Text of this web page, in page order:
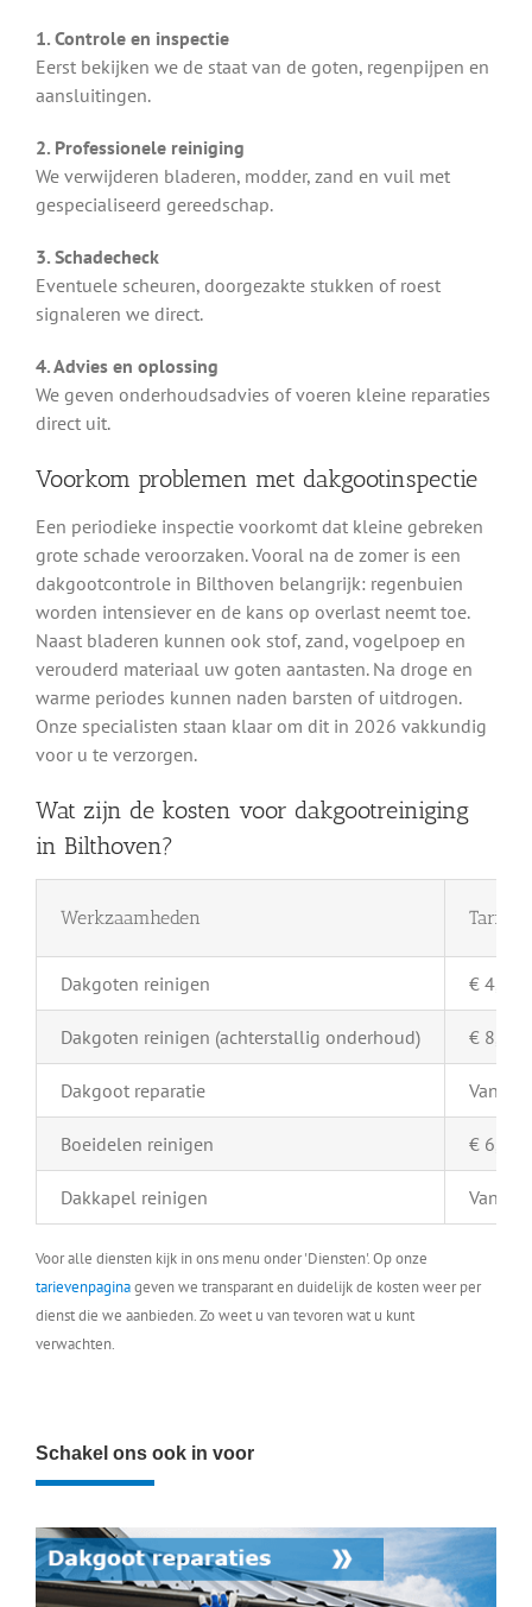
1. Controle en inspectie
Eerst bekijken we de staat van de goten, regenpijpen en
aansluitingen.
2. Professionele reiniging
We verwijderen bladeren, modder, zand en vuil met
gespecialiseerd gereedschap.
3. Schadecheck
Eventuele scheuren, doorgezakte stukken of roest
signaleren we direct.
4. Advies en oplossing
We geven onderhoudsadvies of voeren kleine reparaties
direct uit.
Voorkom problemen met dakgootinspectie
Een periodieke inspectie voorkomt dat kleine gebreken
grote schade veroorzaken. Vooral na de zomer is een
dakgootcontrole in Bilthoven belangrijk: regenbuien
worden intensiever en de kans op overlast neemt toe.
Naast bladeren kunnen ook stof, zand, vogelpoep en
verouderd materiaal uw goten aantasten. Na droge en
warme periodes kunnen naden barsten of uitdrogen.
Onze specialisten staan klaar om dit in 2026 vakkundig
voor u te verzorgen.
Wat zijn de kosten voor dakgootreiniging
in Bilthoven?
Werkzaamheden Tarief
Dakgoten reinigen € 4,-
Dakgoten reinigen (achterstallig onderhoud) € 8,-
Dakgoot reparatie Vanaf
Boeidelen reinigen € 6,-
Dakkapel reinigen Vanaf
Voor alle diensten kijk in ons menu onder 'Diensten'. Op onze
tarievenpaginageven we transparant en duidelijk de kosten weer per
dienst die we aanbieden. Zo weet u van tevoren wat u kunt
verwachten.
Schakel ons ook in voor